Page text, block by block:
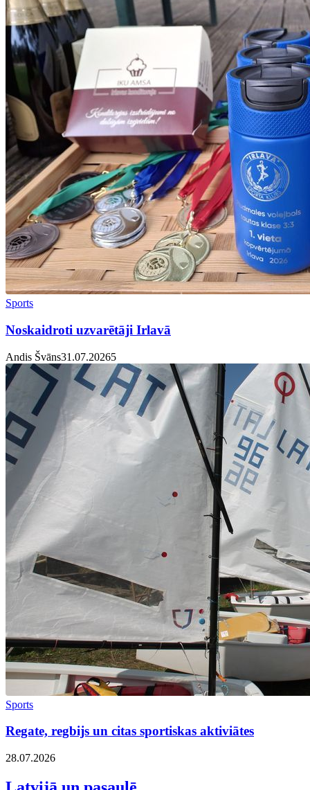
Sports
Noskaidroti uzvarētāji Irlavā
Andis Švāns31.07.20265
Sports
Regate, regbijs un citas sportiskas aktiviātes
28.07.2026